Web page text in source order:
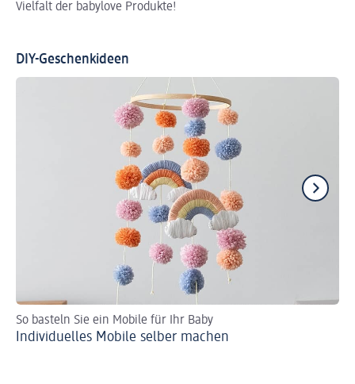
Vielfalt der babylove Produkte!
DIY-Geschenkideen
So basteln Sie ein Mobile für Ihr Baby
Individuelles Mobile selber machen